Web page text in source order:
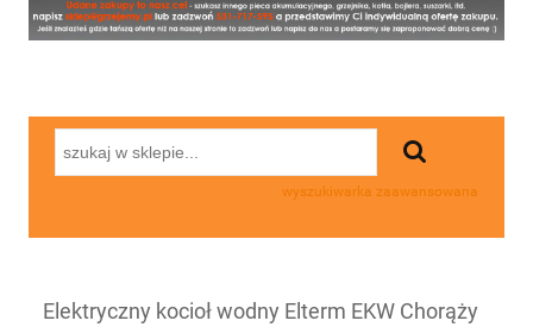
wyszukiwarka zaawansowana
Elektryczny kocioł wodny Elterm EKW Chorąży